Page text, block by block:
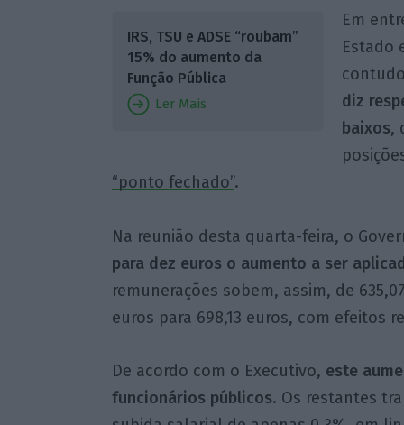
IRS, TSU e ADSE “roubam”
15% do aumento da
Função Pública
Ler Mais
Em
Estado
diz
baixos,
“ponto fechado”.
Na reunião desta quarta-feira, o
para dez euros o aumento a ser
remunerações sobem, assim, de
euros para 698,13 euros, com efeitos
De acordo com o Executivo, este
funcionários públicos. Os restantes